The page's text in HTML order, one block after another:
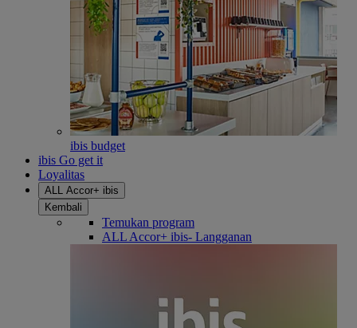
ibis budget
ibis Go get it
Loyalitas
ALL Accor+ ibis
Kembali
Temukan program
ALL Accor+ ibis- Langganan